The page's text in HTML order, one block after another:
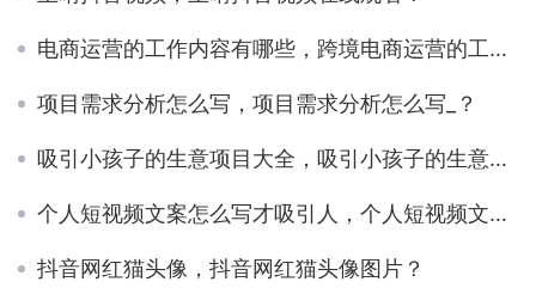
电商运营的工作内容有哪些，跨境电商运营的工作内容有哪些？
项目需求分析怎么写，项目需求分析怎么写_？
吸引小孩子的生意项目大全，吸引小孩子的生意项目大全文案？
个人短视频文案怎么写才吸引人，个人短视频文案怎么写好？
抖音网红猫头像，抖音网红猫头像图片？